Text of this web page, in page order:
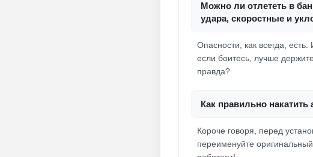
Можно ли отлететь в
удара, скоростные и
Опасности, как всегда,
если боитесь, лучше
правда?
Как правильно
Короче говоря, перед
переименуйте